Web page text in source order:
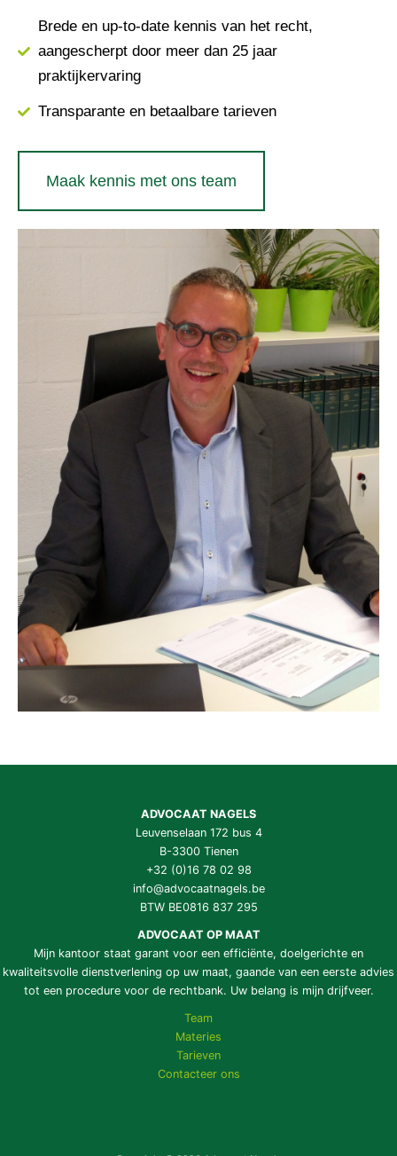
Brede en up-to-date kennis van het recht,
aangescherpt door meer dan 25 jaar
praktijkervaring
Transparante en betaalbare tarieven
Maak kennis met ons team
ADVOCAAT NAGELS
Leuvenselaan 172 bus 4
B-3300 Tienen
+32 (0)16 78 02 98
info@advocaatnagels.be
BTW BE0816 837 295
ADVOCAAT OP MAAT
Mijn kantoor staat garant voor een efficiënte, doelgerichte en
kwaliteitsvolle dienstverlening op uw maat, gaande van een eerste advies
tot een procedure voor de rechtbank. Uw belang is mijn drijfveer.
Team
Materies
Tarieven
Contacteer ons